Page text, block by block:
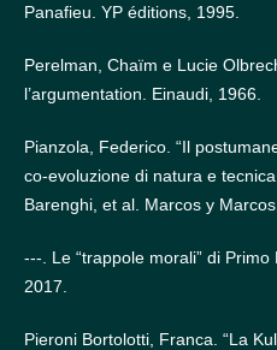
Panafieu. YP éditions, 1995.
Perelman, Chaïm e Lucie
l’argumentation. Einaudi, 1966.
Pianzola, Federico. “Il
co-evoluzione di natura e
Barenghi, et al. Marcos y
---. Le “trappole morali” di
2017.
Pieroni Bortolotti, Franca. “La